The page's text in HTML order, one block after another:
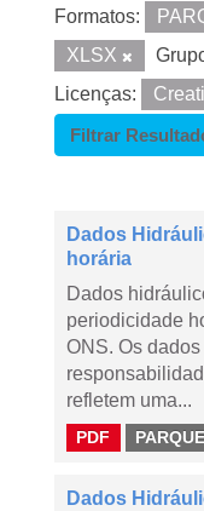
Formatos:
XLSX
Licenças:
Filtrar
Dados
horária
Dados
periodicidade
ONS. Os
refletem uma...
PDF
Dados